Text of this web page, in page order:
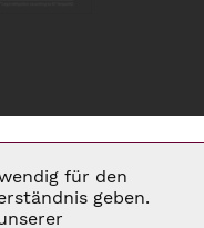
Aktiv für den
geben.